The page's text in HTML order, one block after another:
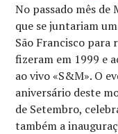
No passado mês de
que se juntariam
São Francisco para
fizeram em 1999 e
ao vivo «S&M». O
aniversário deste
de Setembro,
também a